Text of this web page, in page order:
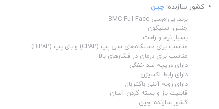
کشور سازنده: چین
برند: بی‌ام‌سی BMC-Full Face
جنس: سلیکون
بسیار نرم و راحت
مناسب برای دستگاه‌های سی پپ (CPAP) و بای پپ (BiPAP)
مناسب برای درمان در فشارهای بالا
دارای دریچه ضد خفگی
دارای رابط اکسیژن
دارای رویه آنتی باکتریال
قابلیت باز و بسته کردن آسان
کشور سازنده: چین